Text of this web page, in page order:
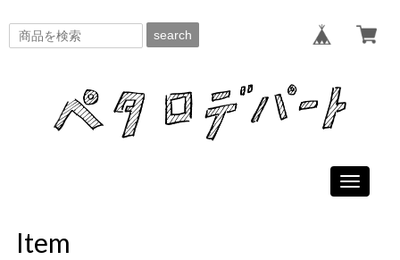
search
Toggle
Item